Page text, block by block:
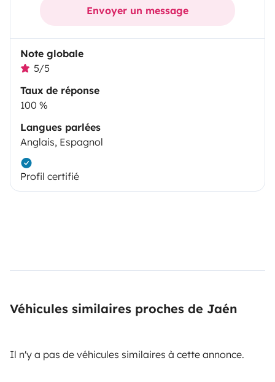
Envoyer un message
Note globale
5/5
Taux de réponse
100 %
Langues parlées
Anglais, Espagnol
Profil certifié
Véhicules similaires proches de Jaén
Il n'y a pas de véhicules similaires à cette annonce.